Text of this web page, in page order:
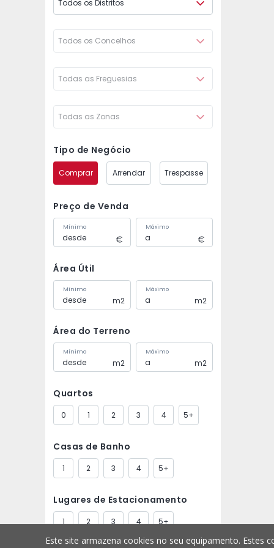
Todos os Distritos
Todos os Concelhos
Todas as Freguesias
Todas as Zonas
Tipo de Negócio
Comprar Arrendar Trespasse
Preço de Venda
Mínimo Máximo
Área Útil
Mínimo
m2
Máximo
m2
Área do Terreno
Mínimo
m2
Máximo
m2
Quartos
0 1 2 3 4 5+
Casas de Banho
1 2 3 4 5+
Lugares de Estacionamento
1 2 3 4 5+
Este site armazena cookies no seu equipamento. Estes